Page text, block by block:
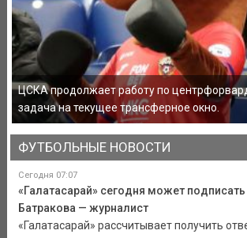
ЦСКА продолжает работу по
задача на текущее трансферное окно.
ФУТБОЛЬНЫЕ НОВОСТИ
Сегодня 07:07
«Галатасарай» сегодня может
Батракова — журналист
«Галатасарай» рассчитывает получить